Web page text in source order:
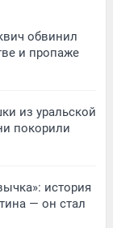
обвинил
и пропаже
из уральской
покорили
история
— он стал